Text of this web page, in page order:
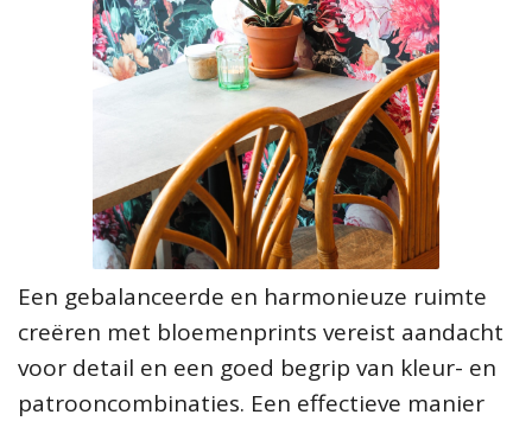
Een gebalanceerde en harmonieuze ruimte
creëren met bloemenprints vereist aandacht
voor detail en een goed begrip van kleur- en
patrooncombinaties. Een effectieve manier